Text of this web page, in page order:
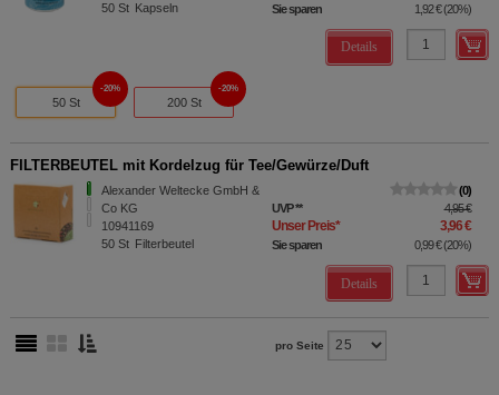
50 St Kapseln Sie sparen 1,92 €(20%)
Details
50 St
20%
200 St
20%
FILTERBEUTEL mit Kordelzug für Tee/Gewürze/Duft
Alexander Weltecke GmbH &
Co KG
10941169
50 St Filterbeutel
0
UVP** 4,95 €
Unser Preis* 3,96 €
Sie sparen 0,99 €(20%)
Details
pro Seite